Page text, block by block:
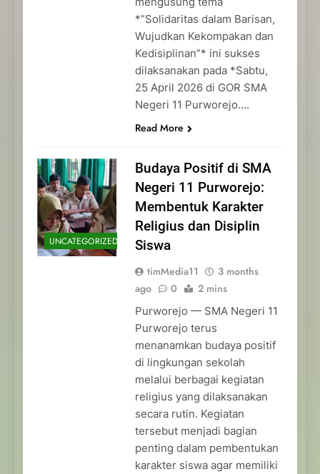
*”Solidaritas dalam Barisan,
Wujudkan Kekompakan dan
Kedisiplinan”* ini sukses
dilaksanakan pada *Sabtu,
25 April 2026 di GOR SMA
Negeri 11 Purworejo….
Read More
UNCATEGORIZED
Budaya Positif di SMA
Negeri 11 Purworejo:
Membentuk Karakter
Religius dan Disiplin
Siswa
timMedia11
3 months
ago
0 2 mins
Purworejo — SMA Negeri 11
Purworejo terus
menanamkan budaya positif
di lingkungan sekolah
melalui berbagai kegiatan
religius yang dilaksanakan
secara rutin. Kegiatan
tersebut menjadi bagian
penting dalam pembentukan
karakter siswa agar memiliki